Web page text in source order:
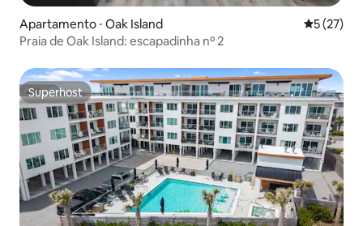
Apartamento ⋅ Oak Island 5 de uma
5 (27)
Praia de Oak Island: escapadinha nº 2
Superhost
Superhost